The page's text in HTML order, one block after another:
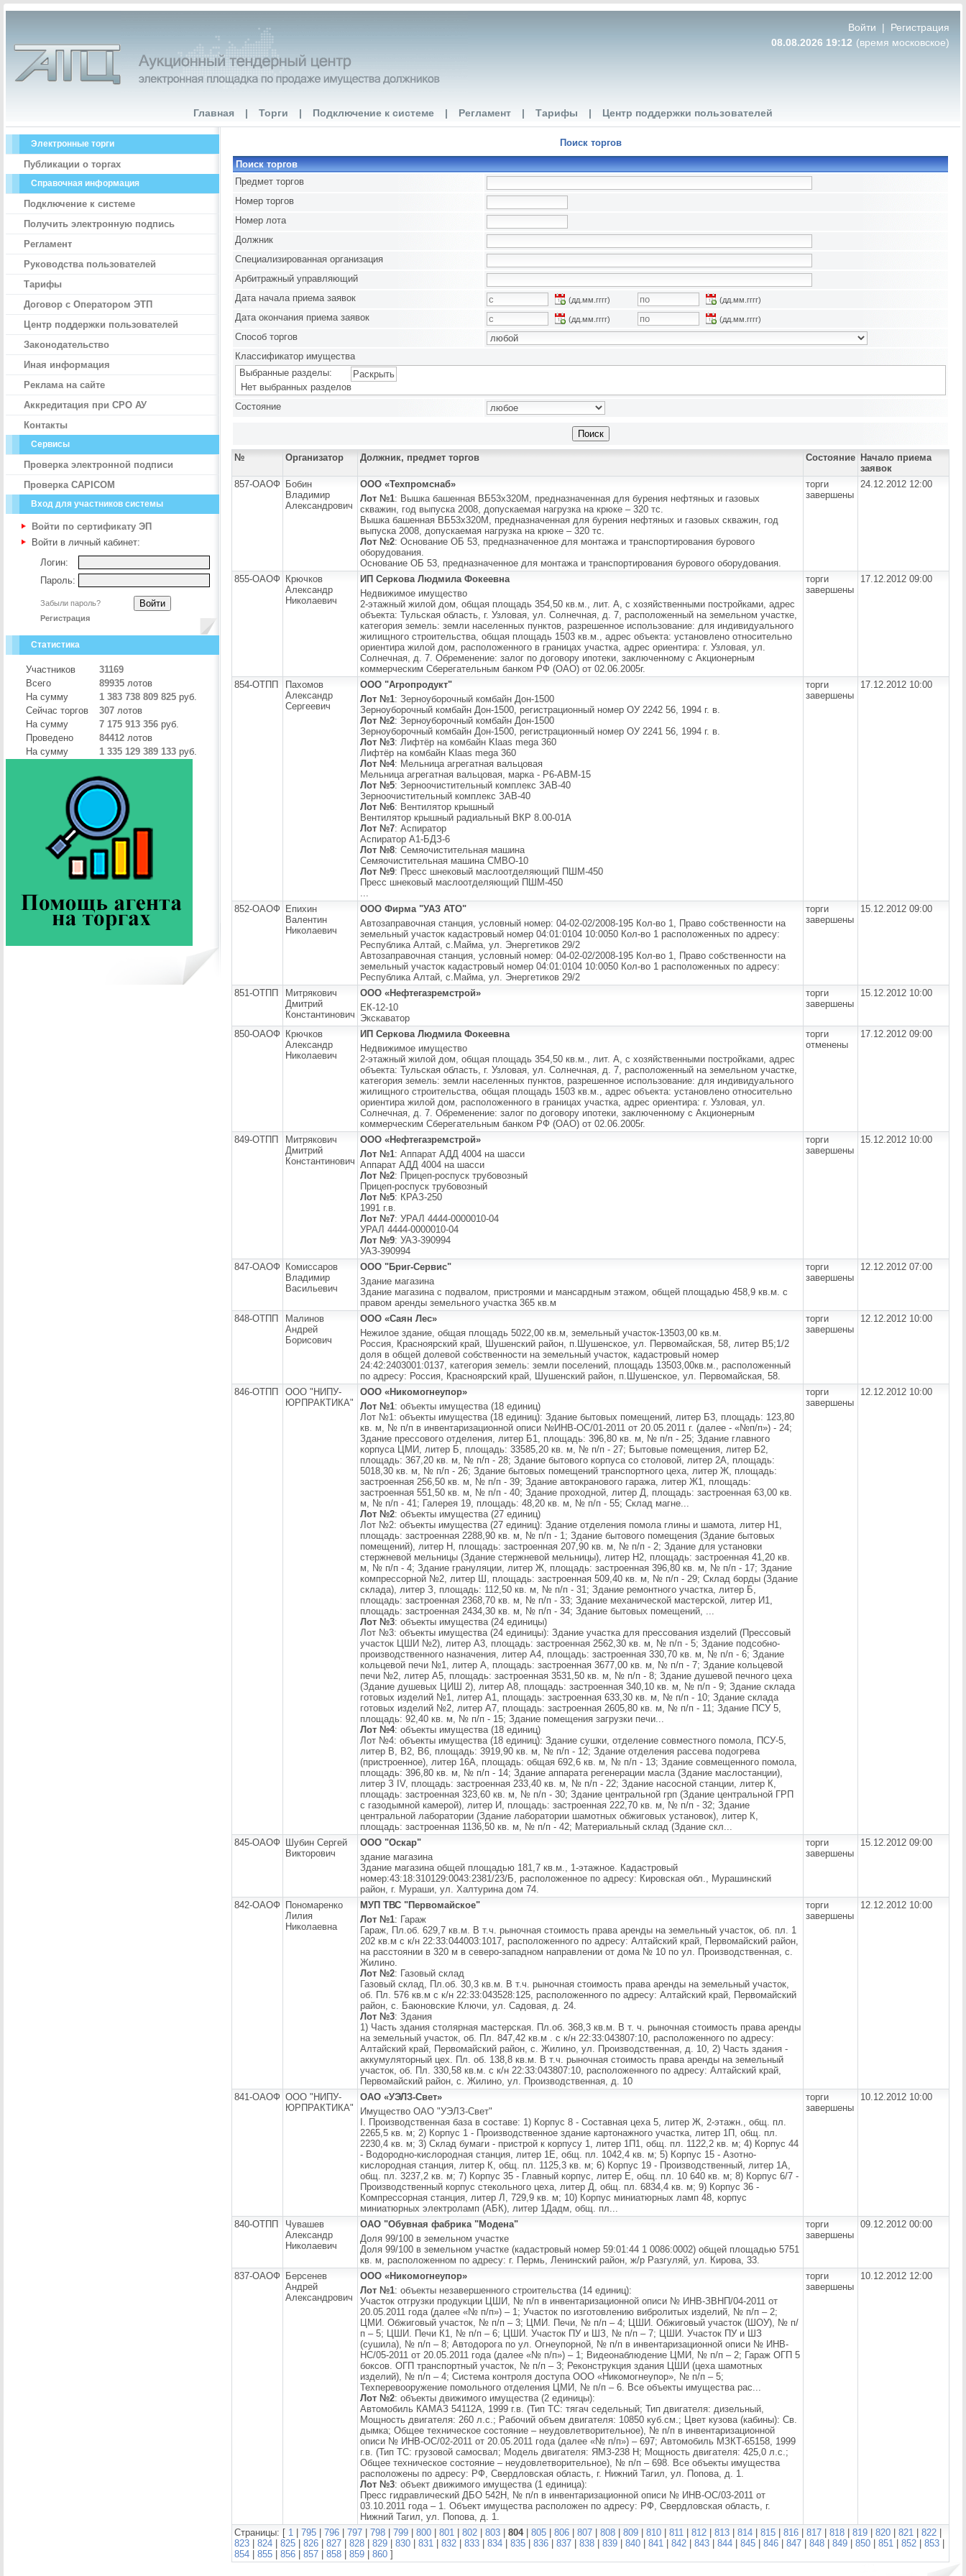
Войти |
Регистрация
08.08.2026 19:12 (время московское)
Главная | Торги | Подключение к системе | Регламент | Тарифы | Центр поддержки пользователей
Электронные торги
Публикации о торгах
Справочная информация
Подключение к системе
Получить электронную подпись
Регламент
Руководства пользователей
Тарифы
Договор с Оператором ЭТП
Центр поддержки пользователей
Законодательство
Иная информация
Реклама на сайте
Аккредитация при СРО АУ
Контакты
Сервисы
Проверка электронной подписи
Проверка CAPICOM
Вход для участников системы
Войти по сертификату ЭП
Войти в личный кабинет:
Логин:
Пароль:
Забыли пароль?
Регистрация
Статистика
Участников
31169
Всего
89935 лотов
На сумму
1 383 738 809 825 руб.
Сейчас торгов
307 лотов
На сумму
7 175 913 356 руб.
Проведено
84412 лотов
На сумму
1 335 129 389 133 руб.
Поиск торгов
Поиск торгов
Предмет торгов
Номер торгов
Номер лота
Должник
Специализированная организация
Арбитражный управляющий
Дата начала приема заявок
(дд.мм.гггг) (дд.мм.гггг)
Дата окончания приема заявок (дд.мм.гггг) (дд.мм.гггг)
Способ торгов
Классификатор имущества
Выбранные разделы:
Раскрыть
Нет выбранных разделов
Состояние
№ Организатор Должник, предмет торгов Состояние Начало приема
заявок
857-ОАОФ
Бобин
Владимир
Александрович
ООО «Техпромснаб»
Лот №1: Вышка башенная ВБ53х320М, предназначенная для бурения нефтяных и газовых
скважин, год выпуска 2008, допускаемая нагрузка на крюке – 320 тс.
Вышка башенная ВБ53х320М, предназначенная для бурения нефтяных и газовых скважин, год
выпуска 2008, допускаемая нагрузка на крюке – 320 тс.
Лот №2: Основание ОБ 53, предназначенное для монтажа и транспортирования бурового
оборудования.
Основание ОБ 53, предназначенное для монтажа и транспортирования бурового оборудования.
торги
завершены
24.12.2012 12:00
855-ОАОФ
Крючков
Александр
Николаевич
ИП Серкова Людмила Фокеевна
Недвижимое имущество
2-этажный жилой дом, общая площадь 354,50 кв.м., лит. А, с хозяйственными постройками, адрес
объекта: Тульская область, г. Узловая, ул. Солнечная, д. 7, расположенный на земельном участке,
категория земель: земли населенных пунктов, разрешенное использование: для индивидуального
жилищного строительства, общая площадь 1503 кв.м., адрес объекта: установлено относительно
ориентира жилой дом, расположенного в границах участка, адрес ориентира: г. Узловая, ул.
Солнечная, д. 7. Обременение: залог по договору ипотеки, заключенному с Акционерным
коммерческим Сберегательным банком РФ (ОАО) от 02.06.2005г.
торги
завершены
17.12.2012 09:00
854-ОТПП
Пахомов
Александр
Сергеевич
ООО "Агропродукт"
Лот №1: Зерноуборочный комбайн Дон-1500
Зерноуборочный комбайн Дон-1500, регистрационный номер ОУ 2242 56, 1994 г. в.
Лот №2: Зерноуборочный комбайн Дон-1500
Зерноуборочный комбайн Дон-1500, регистрационный номер ОУ 2241 56, 1994 г. в.
Лот №3: Лифтёр на комбайн Klaas mega 360
Лифтёр на комбайн Klaas mega 360
Лот №4: Мельница агрегатная вальцовая
Мельница агрегатная вальцовая, марка - Р6-АВМ-15
Лот №5: Зерноочистительный комплекс ЗАВ-40
Зерноочистительный комплекс ЗАВ-40
Лот №6: Вентилятор крышный
Вентилятор крышный радиальный ВКР 8.00-01А
Лот №7: Аспиратор
Аспиратор А1-БДЗ-6
Лот №8: Семяочистительная машина
Семяочистительная машина СМВО-10
Лот №9: Пресс шнековый маслоотделяющий ПШМ-450
Пресс шнековый маслоотделяющий ПШМ-450
...
торги
завершены
17.12.2012 10:00
852-ОАОФ
Епихин
Валентин
Николаевич
ООО Фирма "УАЗ АТО"
Автозаправочная станция, условный номер: 04-02-02/2008-195 Кол-во 1, Право собственности на
земельный участок кадастровый номер 04:01:0104 10:0050 Кол-во 1 расположенных по адресу:
Республика Алтай, с.Майма, ул. Энергетиков 29/2
Автозаправочная станция, условный номер: 04-02-02/2008-195 Кол-во 1, Право собственности на
земельный участок кадастровый номер 04:01:0104 10:0050 Кол-во 1 расположенных по адресу:
Республика Алтай, с.Майма, ул. Энергетиков 29/2
торги
завершены
15.12.2012 09:00
851-ОТПП
Митрякович
Дмитрий
Константинович
ООО «Нефтегазремстрой»
ЕК-12-10
Экскаватор
торги
завершены
15.12.2012 10:00
850-ОАОФ
Крючков
Александр
Николаевич
ИП Серкова Людмила Фокеевна
Недвижимое имущество
2-этажный жилой дом, общая площадь 354,50 кв.м., лит. А, с хозяйственными постройками, адрес
объекта: Тульская область, г. Узловая, ул. Солнечная, д. 7, расположенный на земельном участке,
категория земель: земли населенных пунктов, разрешенное использование: для индивидуального
жилищного строительства, общая площадь 1503 кв.м., адрес объекта: установлено относительно
ориентира жилой дом, расположенного в границах участка, адрес ориентира: г. Узловая, ул.
Солнечная, д. 7. Обременение: залог по договору ипотеки, заключенному с Акционерным
коммерческим Сберегательным банком РФ (ОАО) от 02.06.2005г.
торги
отменены
17.12.2012 09:00
849-ОТПП
Митрякович
Дмитрий
Константинович
ООО «Нефтегазремстрой»
Лот №1: Аппарат АДД 4004 на шасси
Аппарат АДД 4004 на шасси
Лот №2: Прицеп-роспуск трубовозный
Прицеп-роспуск трубовозный
Лот №5: КРАЗ-250
1991 г.в.
Лот №7: УРАЛ 4444-0000010-04
УРАЛ 4444-0000010-04
Лот №9: УАЗ-390994
УАЗ-390994
торги
завершены
15.12.2012 10:00
847-ОАОФ
Комиссаров
Владимир
Васильевич
ООО "Бриг-Сервис"
Здание магазина
Здание магазина с подвалом, пристроями и мансардным этажом, общей площадью 458,9 кв.м. с
правом аренды земельного участка 365 кв.м
торги
завершены
12.12.2012 07:00
848-ОТПП
Малинов
Андрей
Борисович
ООО «Саян Лес»
Нежилое здание, общая площадь 5022,00 кв.м, земельный участок-13503,00 кв.м.
Россия, Красноярский край, Шушенский район, п.Шушенское, ул. Первомайская, 58, литер В5;1/2
доля в общей долевой собственности на земельный участок, кадастровый номер
24:42:2403001:0137, категория земель: земли поселений, площадь 13503,00кв.м., расположенный
по адресу: Россия, Красноярский край, Шушенский район, п.Шушенское, ул. Первомайская, 58.
торги
завершены
12.12.2012 10:00
846-ОТПП
ООО "НИПУ-
ЮРПРАКТИКА"
ООО «Никомогнеупор»
Лот №1: объекты имущества (18 единиц)
Лот №1: объекты имущества (18 единиц): Здание бытовых помещений, литер Б3, площадь: 123,80
кв. м, № п/п в инвентаризационной описи №ИНВ-ОС/01-2011 от 20.05.2011 г. (далее - «№п/п») - 24;
Здание прессового отделения, литер Б1, площадь: 396,80 кв. м, № п/п - 25; Здание главного
корпуса ЦМИ, литер Б, площадь: 33585,20 кв. м, № п/п - 27; Бытовые помещения, литер Б2,
площадь: 367,20 кв. м, № п/п - 28; Здание бытового корпуса со столовой, литер 2А, площадь:
5018,30 кв. м, № п/п - 26; Здание бытовых помещений транспортного цеха, литер Ж, площадь:
застроенная 256,50 кв. м, № п/п - 39; Здание автокранового гаража, литер Ж1, площадь:
застроенная 551,50 кв. м, № п/п - 40; Здание проходной, литер Д, площадь: застроенная 63,00 кв.
м, № п/п - 41; Галерея 19, площадь: 48,20 кв. м, № п/п - 55; Склад магне...
Лот №2: объекты имущества (27 единиц)
Лот №2: объекты имущества (27 единиц): Здание отделения помола глины и шамота, литер Н1,
площадь: застроенная 2288,90 кв. м, № п/п - 1; Здание бытового помещения (Здание бытовых
помещений), литер Н, площадь: застроенная 207,90 кв. м, № п/п - 2; Здание для установки
стержневой мельницы (Здание стержневой мельницы), литер Н2, площадь: застроенная 41,20 кв.
м, № п/п - 4; Здание грануляции, литер Ж, площадь: застроенная 396,80 кв. м, № п/п - 17; Здание
компрессорной №2, литер Ш, площадь: застроенная 509,40 кв. м, № п/п - 29; Склад борды (Здание
склада), литер З, площадь: 112,50 кв. м, № п/п - 31; Здание ремонтного участка, литер Б,
площадь: застроенная 2368,70 кв. м, № п/п - 33; Здание механической мастерской, литер И1,
площадь: застроенная 2434,30 кв. м, № п/п - 34; Здание бытовых помещений, ...
Лот №3: объекты имущества (24 единицы)
Лот №3: объекты имущества (24 единицы): Здание участка для прессования изделий (Прессовый
участок ЦШИ №2), литер А3, площадь: застроенная 2562,30 кв. м, № п/п - 5; Здание подсобно-
производственного назначения, литер А4, площадь: застроенная 330,70 кв. м, № п/п - 6; Здание
кольцевой печи №1, литер А, площадь: застроенная 3677,00 кв. м, № п/п - 7; Здание кольцевой
печи №2, литер А5, площадь: застроенная 3531,50 кв. м, № п/п - 8; Здание душевой печного цеха
(Здание душевых ЦИШ 2), литер А8, площадь: застроенная 340,10 кв. м, № п/п - 9; Здание склада
готовых изделий №1, литер А1, площадь: застроенная 633,30 кв. м, № п/п - 10; Здание склада
готовых изделий №2, литер А7, площадь: застроенная 2605,80 кв. м, № п/п - 11; Здание ПСУ 5,
площадь: 92,40 кв. м, № п/п - 15; Здание помещения загрузки печи...
Лот №4: объекты имущества (18 единиц)
Лот №4: объекты имущества (18 единиц): Здание сушки, отделение совместного помола, ПСУ-5,
литер В, В2, В6, площадь: 3919,90 кв. м, № п/п - 12; Здание отделения рассева подогрева
(пристроенное), литер 16А, площадь: общая 692,6 кв. м, № п/п - 13; Здание совмещенного помола,
площадь: 396,80 кв. м, № п/п - 14; Здание аппарата регенерации масла (Здание маслостанции),
литер З IV, площадь: застроенная 233,40 кв. м, № п/п - 22; Здание насосной станции, литер К,
площадь: застроенная 323,60 кв. м, № п/п - 30; Здание центральной грп (Здание центральной ГРП
с газодымной камерой), литер И, площадь: застроенная 222,70 кв. м, № п/п - 32; Здание
центральной лаборатории (Здание лаборатории шамотных обжиговых установок), литер К,
площадь: застроенная 1136,50 кв. м, № п/п - 42; Материальный склад (Здание скл...
торги
завершены
12.12.2012 10:00
845-ОАОФ
Шубин Сергей
Викторович
ООО "Оскар"
здание магазина
Здание магазина общей площадью 181,7 кв.м., 1-этажное. Кадастровый
номер:43:18:310129:0043:2381/23/Б, расположенное по адресу: Кировская обл., Мурашинский
район, г. Мураши, ул. Халтурина дом 74.
торги
завершены
15.12.2012 09:00
842-ОАОФ
Пономаренко
Лилия
Николаевна
МУП ТВС "Первомайское"
Лот №1: Гараж
Гараж, Пл.об. 629,7 кв.м. В т.ч. рыночная стоимость права аренды на земельный участок, об. пл. 1
202 кв.м с к/н 22:33:044003:1017, расположенного по адресу: Алтайский край, Первомайский район,
на расстоянии в 320 м в северо-западном направлении от дома № 10 по ул. Производственная, с.
Жилино.
Лот №2: Газовый склад
Газовый склад, Пл.об. 30,3 кв.м. В т.ч. рыночная стоимость права аренды на земельный участок,
об. Пл. 576 кв.м с к/н 22:33:043528:125, расположенного по адресу: Алтайский край, Первомайский
район, с. Баюновские Ключи, ул. Садовая, д. 24.
Лот №3: Здания
1) Часть здания столярная мастерская. Пл.об. 368,3 кв.м. В т. ч. рыночная стоимость права аренды
на земельный участок, об. Пл. 847,42 кв.м . с к/н 22:33:043807:10, расположенного по адресу:
Алтайский край, Первомайский район, с. Жилино, ул. Производственная, д. 10, 2) Часть здания -
аккумуляторный цех. Пл. об. 138,8 кв.м. В т.ч. рыночная стоимость права аренды на земельный
участок, об. Пл. 330,58 кв.м. с к/н 22:33:043807:10, расположенного по адресу: Алтайский край,
Первомайский район, с. Жилино, ул. Производственная, д. 10
торги
завершены
12.12.2012 10:00
841-ОАОФ ООО "НИПУ-
ЮРПРАКТИКА"
ОАО «УЭЛЗ-Свет»
Имущество ОАО "УЭЛЗ-Свет"
I. Производственная база в составе: 1) Корпус 8 - Составная цеха 5, литер Ж, 2-этажн., общ. пл.
2265,5 кв. м; 2) Корпус 1 - Производственное здание картонажного участка, литер 1П, общ. пл.
2230,4 кв. м; 3) Склад бумаги - пристрой к корпусу 1, литер 1П1, общ. пл. 1122,2 кв. м; 4) Корпус 44
- Водородно-кислородная станция, литер 1Е, общ. пл. 1042,4 кв. м; 5) Корпус 15 - Азотно-
кислородная станция, литер К, общ. пл. 1125,3 кв. м; 6) Корпус 19 - Производственный, литер 1А,
общ. пл. 3237,2 кв. м; 7) Корпус 35 - Главный корпус, литер Е, общ. пл. 10 640 кв. м; 8) Корпус 6/7 -
Производственный корпус стекольного цеха, литер Д, общ. пл. 6834,4 кв. м; 9) Корпус 36 -
Компрессорная станция, литер Л, 729,9 кв. м; 10) Корпус миниатюрных ламп 48, корпус
миниатюрных электроламп (АБК), литер 1Дадм, общ. пл...
торги
завершены
10.12.2012 10:00
840-ОТПП
Чувашев
Александр
Николаевич
ОАО "Обувная фабрика "Модена"
Доля 99/100 в земельном участке
Доля 99/100 в земельном участке (кадастровый номер 59:01:44 1 0086:0002) общей площадью 5751
кв. м, расположенном по адресу: г. Пермь, Ленинский район, ж/р Разгуляй, ул. Кирова, 33.
торги
завершены
09.12.2012 00:00
837-ОАОФ
Берсенев
Андрей
Александрович
ООО «Никомогнеупор»
Лот №1: объекты незавершенного строительства (14 единиц):
Участок отгрузки продукции ЦШИ, № п/п в инвентаризационной описи № ИНВ-ЗВНП/04-2011 от
20.05.2011 года (далее «№ п/п») – 1; Участок по изготовлению вибролитых изделий, № п/п – 2;
ЦМИ. Обжиговый участок, № п/п – 3; ЦМИ. Печи, № п/п – 4; ЦШИ. Обжиговый участок (ШОУ), № п/
п – 5; ЦШИ. Печи К1, № п/п – 6; ЦШИ. Участок ПУ и ШЗ, № п/п – 7; ЦШИ. Участок ПУ и ШЗ
(сушила), № п/п – 8; Автодорога по ул. Огнеупорной, № п/п в инвентаризационной описи № ИНВ-
НС/05-2011 от 20.05.2011 года (далее «№ п/п») – 1; Видеонаблюдение ЦМИ, № п/п – 2; Гараж ОГП 5
боксов. ОГП транспортный участок, № п/п – 3; Реконструкция здания ЦШИ (цеха шамотных
изделий), № п/п – 4; Система контроля доступа ООО «Никомогнеупор», № п/п – 5;
Техперевооружение помольного отделения ЦМИ, № п/п – 6. Все объекты имущества рас...
Лот №2: объекты движимого имущества (2 единицы):
Автомобиль КАМАЗ 54112А, 1999 г.в. (Тип ТС: тягач седельный; Тип двигателя: дизельный,
Мощность двигателя: 260 л.с.; Рабочий объем двигателя: 10850 куб.см.; Цвет кузова (кабины): Св.
дымка; Общее техническое состояние – неудовлетворительное), № п/п в инвентаризационной
описи № ИНВ-ОС/02-2011 от 20.05.2011 года (далее «№ п/п») – 697; Автомобиль МЗКТ-65158, 1999
г.в. (Тип ТС: грузовой самосвал; Модель двигателя: ЯМЗ-238 Н; Мощность двигателя: 425,0 л.с.;
Общее техническое состояние – неудовлетворительное), № п/п – 698. Все объекты имущества
расположены по адресу: РФ, Свердловская область, г. Нижний Тагил, ул. Попова, д. 1.
Лот №3: объект движимого имущества (1 единица):
Пресс гидравлический ДБО 542Н, № п/п в инвентаризационной описи № ИНВ-ОС/03-2011 от
03.10.2011 года – 1. Объект имущества расположен по адресу: РФ, Свердловская область, г.
Нижний Тагил, ул. Попова, д. 1.
торги
завершены
10.12.2012 12:00
Страницы: [ 1 795 796 797 798 799 800 801 802 803 804| 805 806 807 808 809 810 811 812 813 814 815 816 817 818 819 820 821 822
823
824 825 826 827 828 829 830 831 832 833 834 835 836 837 838 839 840 841 842 843 844 845 846 847 848 849 850 851 852 853
854
855 856 857 858 859 860 ]